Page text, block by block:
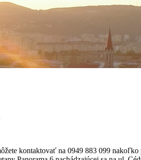
kontaktovať na 0949 883 099 nakoľko